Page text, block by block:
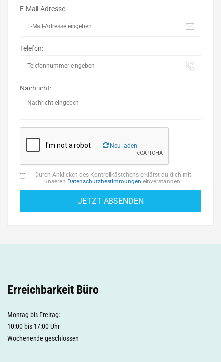
E-Mail-Adresse:
Telefon:
Nachricht:
Neu laden
Durch Anklicken des Kontrollkästchens erklärst du dich mit
unseren Datenschutzbestimmungen einverstanden.
Erreichbarkeit Büro
Montag bis Freitag:
10:00 bis 17:00 Uhr
Wochenende geschlossen